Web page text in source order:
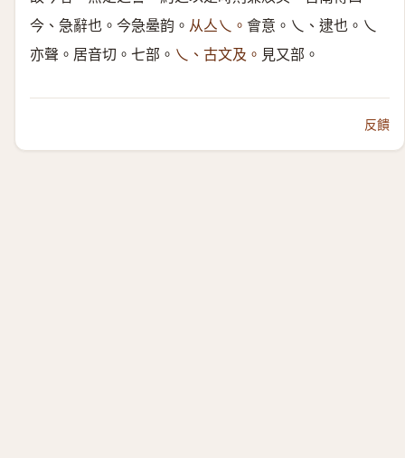
今、急辭也。今急㬪韵。 从亼乀。 會意。乀、逮也。乀
亦聲。居音切。七部。 乀、古文及。 見又部。
反饋